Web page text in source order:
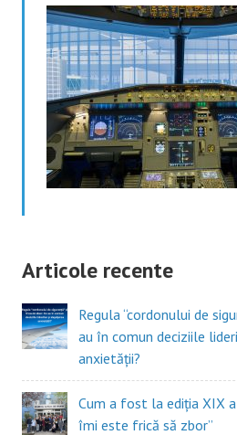
Articole recente
Regula “cordonului de
au în comun deciziile
anxietății?
Cum a fost la ediția XIX
îmi este frică să zbor”